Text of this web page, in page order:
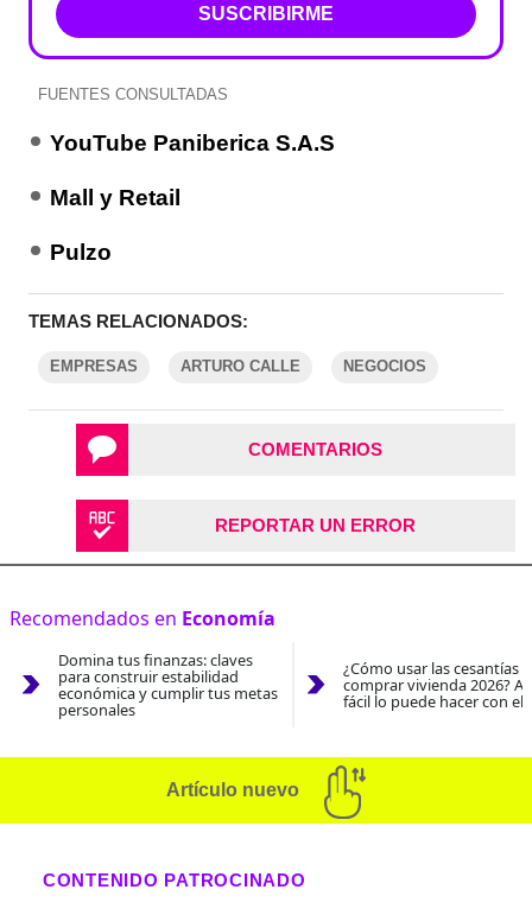
SUSCRIBIRME
FUENTES CONSULTADAS
YouTube Paniberica S.A.S
Mall y Retail
Pulzo
TEMAS RELACIONADOS:
EMPRESAS ARTURO CALLE NEGOCIOS
COMENTARIOS
REPORTAR UN ERROR
Recomendados en Economía
Domina tus finanzas: claves
para construir estabilidad
económica y cumplir tus metas
personales
¿Cómo usar las cesantías
comprar vivienda 2026?
fácil lo puede hacer con el
Artículo nuevo
CONTENIDO PATROCINADO